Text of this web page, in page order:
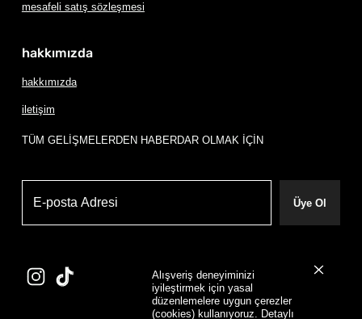
Alışveriş deneyiminizi
iyileştirmek için yasal
düzenlemelere uygun çerezler
(cookies) kullanıyoruz. Detaylı
mesafeli satış sözleşmesi
hakkımızda
hakkımızda
iletişim
TÜM GELİŞMELERDEN HABERDAR OLMAK İÇİN
Üye Ol